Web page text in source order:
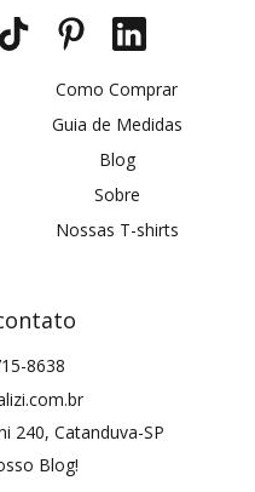
Como Comprar
Guia de Medidas
Blog
Sobre
Nossas T-shirts
8638
240, Catanduva-SP
Blog!